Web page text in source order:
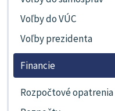
Voľby do VÚC
Voľby prezidenta
Financie
Rozpočtové opatrenia